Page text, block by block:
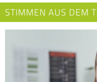
STIMMEN AUS DEM